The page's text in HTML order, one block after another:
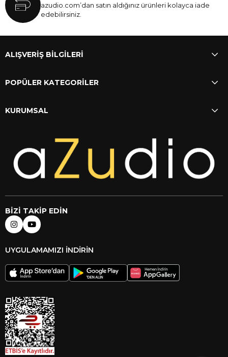
azudio.com’dan satın aldığınız ürünleri kolayca iade
edebilirsiniz.
ALIŞVERİŞ BİLGİLERİ
POPÜLER KATEGORİLER
KURUMSAL
BİZİ TAKİP EDİN
UYGULAMAMIZI İNDİRİN